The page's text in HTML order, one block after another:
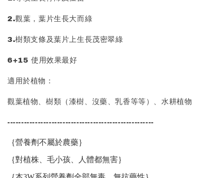
2.觀葉，葉片生長大而綠
3.樹類支條及葉片上生長茂密翠綠
6+15 使用效果最好
適用於植物：
觀葉植物、樹類（漆樹、沒藥、乳香等等）、水耕植物
-----------------------------------------------------
｛營養劑不屬於農藥｝
｛對植株、毛小孩、人體都無害｝